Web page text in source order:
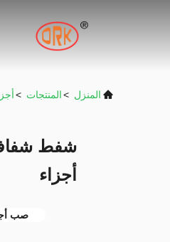
المنزل >المنتجات >
شفط شفاف
أجزاء
صب